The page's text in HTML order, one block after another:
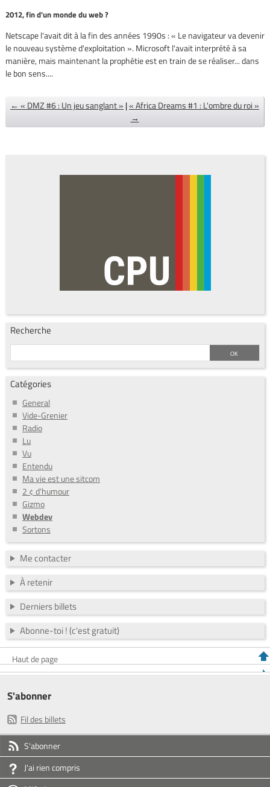
2012, fin d'un monde du web ?
Netscape l'avait dit à la fin des années 1990s : « Le navigateur va devenir
le nouveau système d'exploitation ». Microsoft l'avait interprété à sa
manière, mais maintenant la prophétie est en train de se réaliser... dans
le bon sens....
← « DMZ #6 : Un jeu sanglant » |« Africa Dreams #1 : L'ombre du roi »
→
Recherche
Catégories
General
Vide-Grenier
Radio
Lu
Vu
Entendu
Ma vie est une sitcom
2 ¢ d'humour
Gizmo
Webdev
Sortons
Me contacter
À retenir
Derniers billets
Abonne-toi ! (c'est gratuit)
Haut de page
S'abonner
Fil des billets
S'abonner
J'ai rien compris